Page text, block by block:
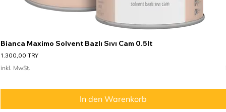
Bianca Maximo Solvent Bazlı Sıvı Cam 0.5lt
Preis
1.300,00 TRY
inkl. MwSt.
In den Warenkorb